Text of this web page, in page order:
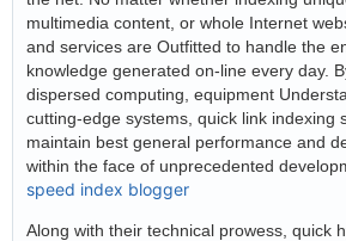
multimedia content, or whole Internet
and services are Outfitted to handle the
knowledge generated on-line every day.
dispersed computing, equipment
cutting-edge systems, quick link indexing
maintain best general performance and
within the face of unprecedented
speed index blogger
Along with their technical prowess, quick